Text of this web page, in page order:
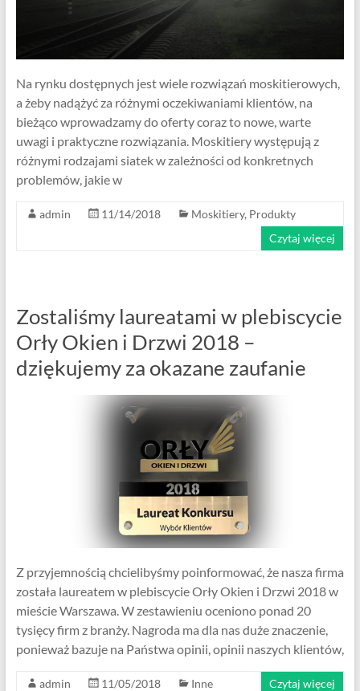
Na rynku dostępnych jest wiele rozwiązań moskitierowych,
a żeby nadążyć za różnymi oczekiwaniami klientów, na
bieżąco wprowadzamy do oferty coraz to nowe, warte
uwagi i praktyczne rozwiązania. Moskitiery występują z
różnymi rodzajami siatek w zależności od konkretnych
problemów, jakie w
admin 11/14/2018 Moskitiery, Produkty
Czytaj więcej
Zostaliśmy laureatami w plebiscycie
Orły Okien i Drzwi 2018 –
dziękujemy za okazane zaufanie
Z przyjemnością chcielibyśmy poinformować, że nasza firma
została laureatem w plebiscycie Orły Okien i Drzwi 2018 w
mieście Warszawa. W zestawieniu oceniono ponad 20
tysięcy firm z branży. Nagroda ma dla nas duże znaczenie,
ponieważ bazuje na Państwa opinii, opinii naszych klientów,
admin 11/05/2018 Inne Czytaj więcej